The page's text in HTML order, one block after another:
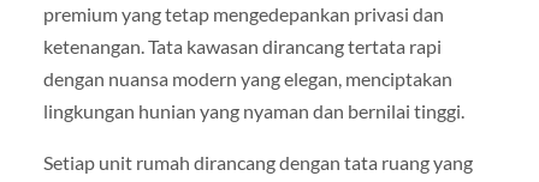
premium yang tetap mengedepankan privasi dan
ketenangan. Tata kawasan dirancang tertata rapi
dengan nuansa modern yang elegan, menciptakan
lingkungan hunian yang nyaman dan bernilai tinggi.
Setiap unit rumah dirancang dengan tata ruang yang